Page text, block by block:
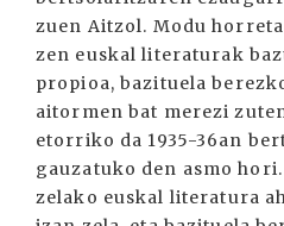
zuen Aitzol. Modu
zen euskal literaturak
propioa, bazituela
aitormen bat merezi
etorriko da 1935-36an
gauzatuko den asmo
zelako euskal literatura